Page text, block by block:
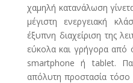
χαμηλή κατανάλωση
μέγιστη ενεργειακή
έξυπνη διαχείριση της
εύκολα και γρήγορα από
smartphone ή tablet.
απόλυτη προστασία τόσο